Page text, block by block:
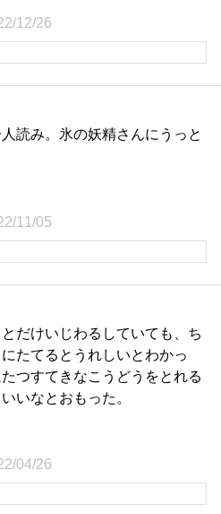
12/26
人読み。氷の妖精さんにうっと
11/05
だけいじわるしていても、ち
たてるとうれしいとわかっ
つすてきなこうどうをとれる
いなとおもった。
04/26